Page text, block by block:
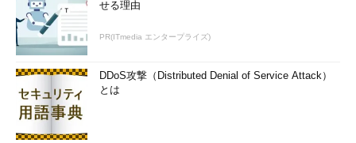
せる理由
PR(ITmedia エンタープライズ)
DDoS攻撃（Distributed Denial of Service Attack）
とは